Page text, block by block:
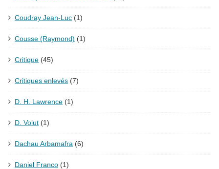
Coudray Jean-Luc (1)
Cousse (Raymond) (1)
Critique (45)
Critiques enlevés (7)
D. H. Lawrence (1)
D. Volut (1)
Dachau Arbamafra (6)
Daniel Franco (1)